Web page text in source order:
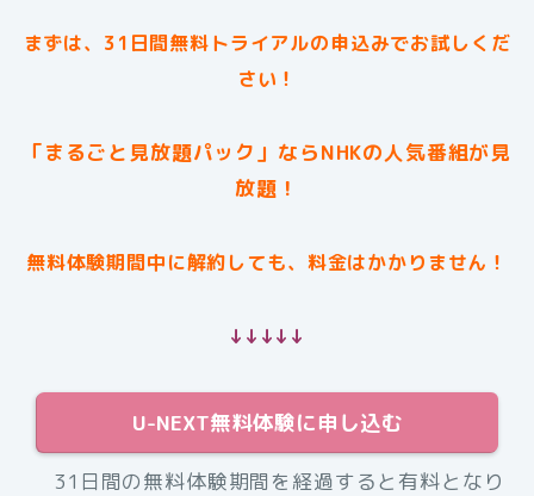
まずは、31日間無料トライアルの申込みでお試しくだ
さい！
「まるごと見放題パック」ならNHKの人気番組が見
放題！
無料体験期間中に解約しても、料金はかかりません！
↓↓↓↓↓
U-NEXT無料体験に申し込む
31日間の無料体験期間を経過すると有料となり